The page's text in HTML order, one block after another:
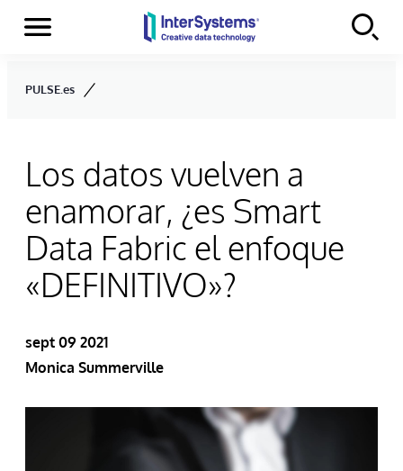
Skip to content
Secciones
PULSE.es
Los datos vuelven a
enamorar, ¿es Smart
Data Fabric el enfoque
«DEFINITIVO»?
sept 09 2021
Monica Summerville